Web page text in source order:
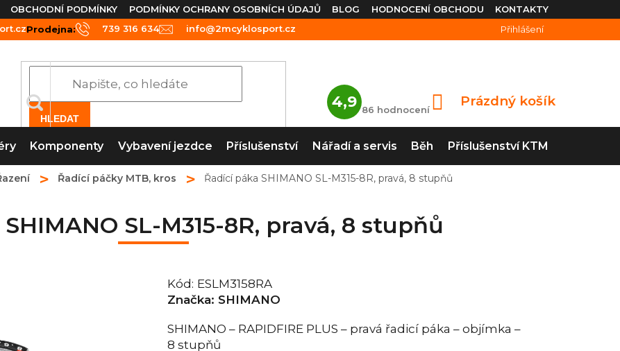
OBCHODNÍ PODMÍNKY PODMÍNKY OCHRANY OSOBNÍCH ÚDAJŮ BLOG KONTAKTY
HODNOCENÍ OBCHODU
Prodejna: 739 316 634 info@2mcyklosport.cz Přihlášení
HLEDAT
4,9
Průměrné
hodnocení
je
4,9
5
hvězdiček.
86 hodnocení
NÁKUPNÍ
Prázdný košík
Komponenty Vybavení jezdce Příslušenství Nářadí a servis Běh Příslušenství KTM
Řadící páčky MTB, kros Řadící páka SHIMANO SL-M315-8R, pravá, 8 stupňů
SL-M315-8R, pravá, 8 stupňů
Kód: ESLM3158RA
Značka: SHIMANO
SHIMANO – RAPIDFIRE PLUS – pravá řadicí páka – objímka –
8 stupňů